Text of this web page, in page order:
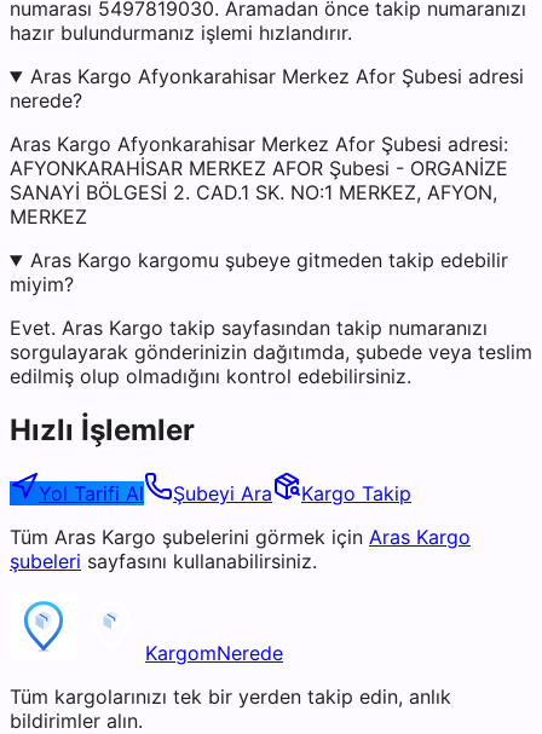
numarası 5497819030. Aramadan önce takip numaranızı
hazır bulundurmanız işlemi hızlandırır.
Aras Kargo Afyonkarahisar Merkez Afor Şubesi adresi
nerede?
Aras Kargo Afyonkarahisar Merkez Afor Şubesi adresi:
AFYONKARAHİSAR MERKEZ AFOR Şubesi - ORGANİZE
SANAYİ BÖLGESİ 2. CAD.1 SK. NO:1 MERKEZ, AFYON,
MERKEZ
Aras Kargo kargomu şubeye gitmeden takip edebilir
miyim?
Evet. Aras Kargo takip sayfasından takip numaranızı
sorgulayarak gönderinizin dağıtımda, şubede veya teslim
edilmiş olup olmadığını kontrol edebilirsiniz.
Hızlı İşlemler
Yol Tarifi Al Şubeyi Ara
Kargo Takip
Tüm Aras Kargo şubelerini görmek için Aras Kargo
şubeleri sayfasını kullanabilirsiniz.
KargomNerede
Tüm kargolarınızı tek bir yerden takip edin, anlık
bildirimler alın.